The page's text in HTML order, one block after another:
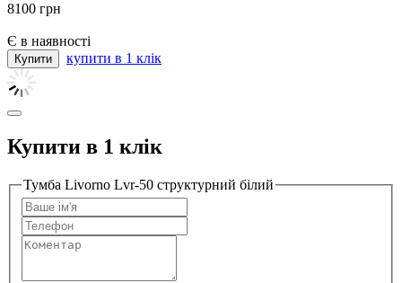
8100 грн
Є в наявності
купити в 1 клік
Купити в 1 клік
Тумба Livorno Lvr-50 структурний білий